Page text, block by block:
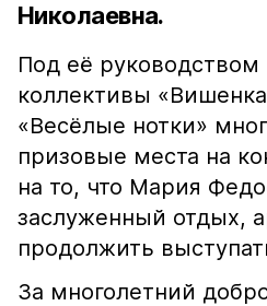
Николаевна.
Под её руководством
коллективы
«Весёлые нотки»
призовые места на
на то, что Мария
заслуженный отдых,
продолжить
За многолетний